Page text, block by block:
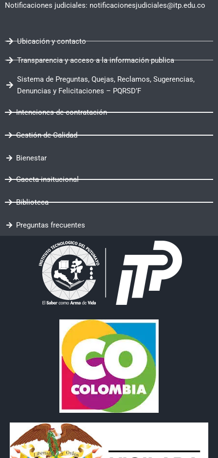
Notificaciones judiciales: notificacionesjudiciales@itp.edu.co
Ubicación y contacto
Transparencia y acceso a la información publica
Sistema de Preguntas, Quejas, Reclamos, Sugerencias,
Denuncias y Felicitaciones – PQRSD’F
Intenciones de contratación
Gestión de Calidad
Bienestar
Gaceta insitucional
Biblioteca
Preguntas frecuentes